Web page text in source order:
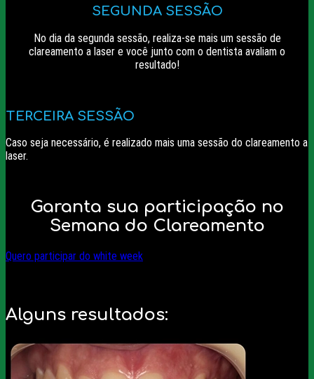
SEGUNDA SESSÃO
No dia da segunda sessão, realiza-se mais um sessão de
clareamento a laser e você junto com o dentista avaliam o
resultado!
TERCEIRA SESSÃO
Caso seja necessário, é realizado mais uma sessão do clareamento a
laser.
Garanta sua participação no
Semana do Clareamento
Quero participar do white week
Alguns resultados: